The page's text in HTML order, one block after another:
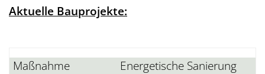
Aktuelle Bauprojekte:
Energetische Sanierung